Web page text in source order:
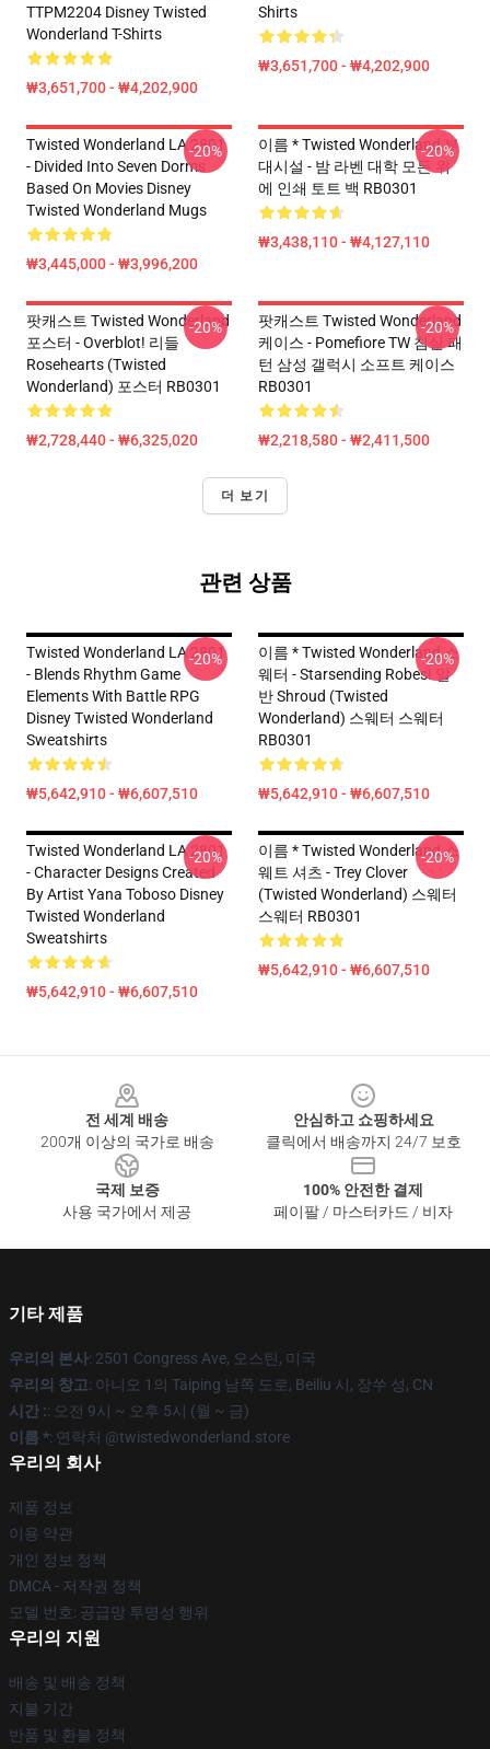
TTPM2204 Disney Twisted
Wonderland T-Shirts
₩3,651,700 - ₩4,202,900
Shirts
₩3,651,700 - ₩4,202,900
Twisted Wonderland LA 2801
- Divided Into Seven Dorms
Based On Movies Disney
Twisted Wonderland Mugs
₩3,445,000 - ₩3,996,200
-20%
이름 * Twisted Wonderland 부
대시설 - 밤 라벤 대학 모든 위
에 인쇄 토트 백 RB0301
₩3,438,110 - ₩4,127,110
-20%
팟캐스트 Twisted Wonderland
포스터 - Overblot! 리들
Rosehearts (Twisted
Wonderland) 포스터 RB0301
₩2,728,440 - ₩6,325,020
-20%
팟캐스트 Twisted Wonderland
케이스 - Pomefiore TW 침실 패
턴 삼성 갤럭시 소프트 케이스
RB0301
₩2,218,580 - ₩2,411,500
-20%
더 보기
관련 상품
Twisted Wonderland LA 2801
- Blends Rhythm Game
Elements With Battle RPG
Disney Twisted Wonderland
Sweatshirts
₩5,642,910 - ₩6,607,510
-20%
이름 * Twisted Wonderland 스
웨터 - Starsending Robes! 일
반 Shroud (Twisted
Wonderland) 스웨터 스웨터
RB0301
₩5,642,910 - ₩6,607,510
-20%
Twisted Wonderland LA 2801
- Character Designs Created
By Artist Yana Toboso Disney
Twisted Wonderland
Sweatshirts
₩5,642,910 - ₩6,607,510
-20%
이름 * Twisted Wonderland 스
웨트 셔츠 - Trey Clover
(Twisted Wonderland) 스웨터
스웨터 RB0301
₩5,642,910 - ₩6,607,510
-20%
전 세계 배송
200개 이상의 국가로 배송
안심하고 쇼핑하세요
클릭에서 배송까지 24/7 보호
국제 보증
사용 국가에서 제공
100% 안전한 결제
페이팔 / 마스터카드 / 비자
기타 제품
우리의 본사: 2501 Congress Ave, 오스틴, 미국
우리의 창고: 아니오 1의 Taiping 남쪽 도로, Beiliu 시, 장쑤 성, CN
시간 :: 오전 9시 ~ 오후 5시 (월 ~ 금)
이름 *: 연락처 @twistedwonderland.store
우리의 회사
제품 정보
이용 약관
개인 정보 정책
DMCA - 저작권 정책
모델 번호: 공급망 투명성 행위
우리의 지원
배송 및 배송 정책
지불 기간
반품 및 환불 정책